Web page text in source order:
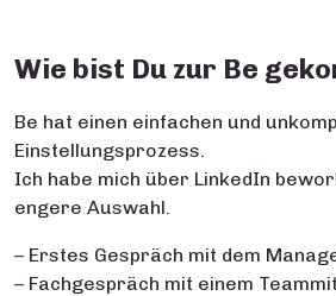
Wie bist Du zur Be
Be hat einen einfachen und
Einstellungsprozess.
Ich habe mich über LinkedIn
engere Auswahl.
– Erstes Gespräch mit dem
– Fachgespräch mit einem